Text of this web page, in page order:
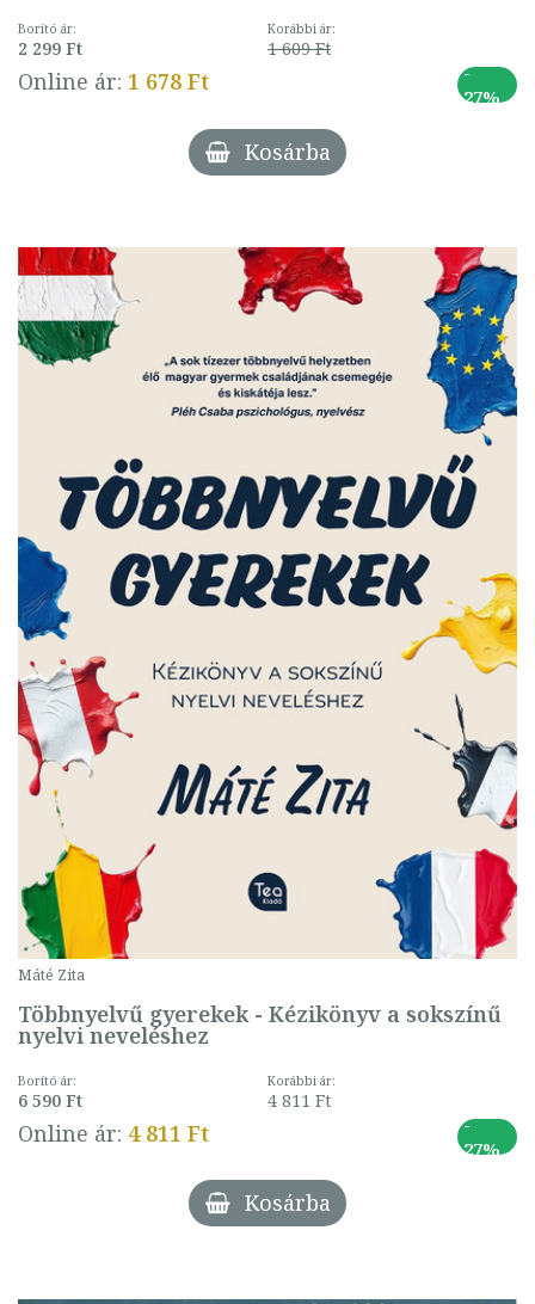
Borító ár:
2 299 Ft
Korábbi ár:
1 609 Ft
Online ár: 1 678 Ft
-
27%
Kosárba
Máté Zita
Többnyelvű gyerekek - Kézikönyv a sokszínű
nyelvi neveléshez
Borító ár:
6 590 Ft
Korábbi ár:
4 811 Ft
Online ár: 4 811 Ft
-
27%
Kosárba